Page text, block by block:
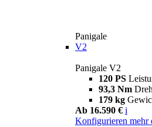
Panigale
V2
Panigale V2
120 PS
93,3 Nm
179 kg
Ab 16.590 € i
Konfigurieren mehr